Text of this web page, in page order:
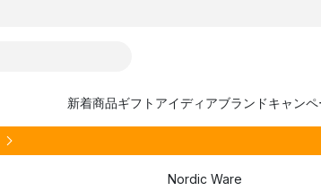
新着商品ギフトアイディアブランドキャンペ
Nordic Ware